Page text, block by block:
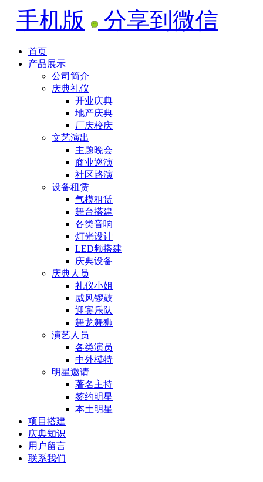
手机版 分享到微信
首页
产品展示
公司简介
庆典礼仪
开业庆典
地产庆典
厂庆校庆
文艺演出
主题晚会
商业巡演
社区路演
设备租赁
气模租赁
舞台搭建
各类音响
灯光设计
LED频搭建
庆典设备
庆典人员
礼仪小姐
威风锣鼓
迎宾乐队
舞龙舞狮
演艺人员
各类演员
中外模特
明星邀请
著名主持
签约明星
本土明星
项目搭建
庆典知识
用户留言
联系我们